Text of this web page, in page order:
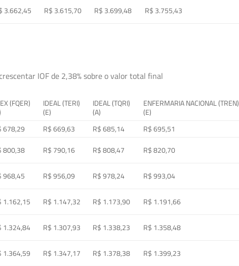
3.662,45 R$ 3.615,70 R$ 3.699,48 R$ 3.755,43
IOF de 2,38% sobre o valor total final
(FQER)
IDEAL (TERI)
(E)
IDEAL (TQRI)
(A)
ENFERMARIA NACIONAL (TREN)
(E)
678,29 R$ 669,63 R$ 685,14 R$ 695,51
800,38 R$ 790,16 R$ 808,47 R$ 820,70
968,45 R$ 956,09 R$ 978,24 R$ 993,04
1.162,15 R$ 1.147,32 R$ 1.173,90 R$ 1.191,66
1.324,84 R$ 1.307,93 R$ 1.338,23 R$ 1.358,48
1.364,59 R$ 1.347,17 R$ 1.378,38 R$ 1.399,23